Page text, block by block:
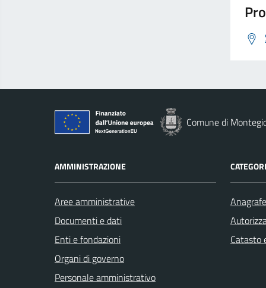
Comune di
AMMINISTRAZIONE
Aree amministrative
Documenti e dati
Enti e fondazioni
Organi di governo
Personale amministrativo
Catasto